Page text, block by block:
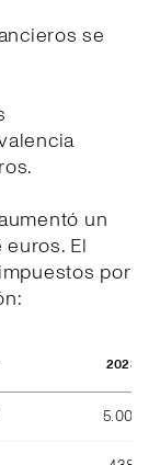
se
un
euros. El
por
2023
5.004